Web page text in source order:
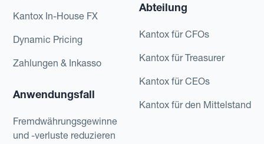
Kantox In-House FX
Dynamic Pricing
Zahlungen & Inkasso
Anwendungsfall
Fremdwährungsgewinne
und -verluste reduzieren
Abteilung
Kantox für CFOs
Kantox für Treasurer
Kantox für CEOs
Kantox für den Mittelstand